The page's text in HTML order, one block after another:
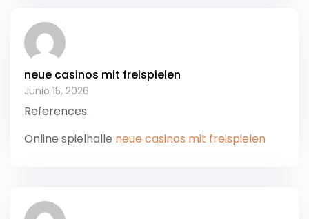
neue casinos mit freispielen
Junio 15, 2026
References:
Online spielhalle neue casinos mit freispielen